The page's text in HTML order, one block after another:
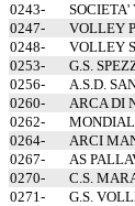
0243-
0247-
VOLLEY
0248-
VOLLEY
0253-
G.S.
0256-
A.S.D.
0260-
ARCA DI
0262-
0264-
ARCI
0267-
AS
0270-
C.S.
0271-
G.S.